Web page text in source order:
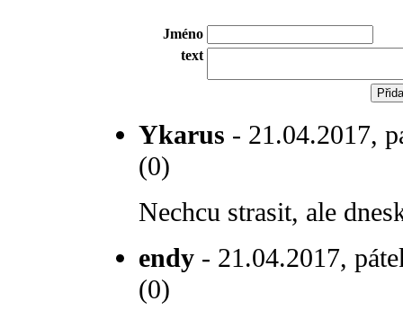
Jméno
text
Ykarus - 21.04.2017,
(0)
Nechcu strasit, ale
endy - 21.04.2017,
(0)